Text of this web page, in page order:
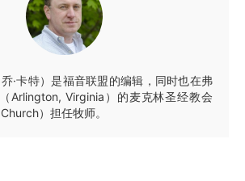
乔·卡特）是福音联盟的编辑，同时也在弗
Arlington, Virginia）的麦克林圣经教会
）担任牧师。